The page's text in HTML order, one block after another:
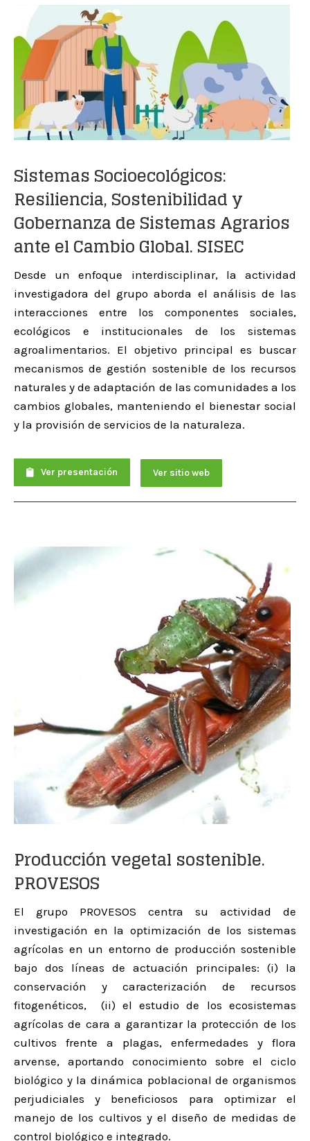
Sistemas Socioecológicos:
Resiliencia, Sostenibilidad y
Gobernanza de Sistemas Agrarios
ante el Cambio Global. SISEC
Desde un enfoque interdisciplinar, la actividad
investigadora del grupo aborda el análisis de las
interacciones entre los componentes sociales,
ecológicos e institucionales de los sistemas
agroalimentarios. El objetivo principal es buscar
mecanismos de gestión sostenible de los recursos
naturales y de adaptación de las comunidades a los
cambios globales, manteniendo el bienestar social
y la provisión de servicios de la naturaleza.
Ver presentación Ver sitio web
Producción vegetal sostenible.
PROVESOS
El grupo PROVESOS centra su actividad de
investigación en la optimización de los sistemas
agrícolas en un entorno de producción sostenible
bajo dos líneas de actuación principales: (i) la
conservación y caracterización de recursos
fitogenéticos, (ii) el estudio de los ecosistemas
agrícolas de cara a garantizar la protección de los
cultivos frente a plagas, enfermedades y flora
arvense, aportando conocimiento sobre el ciclo
biológico y la dinámica poblacional de organismos
perjudiciales y beneficiosos para optimizar el
manejo de los cultivos y el diseño de medidas de
control biológico e integrado.